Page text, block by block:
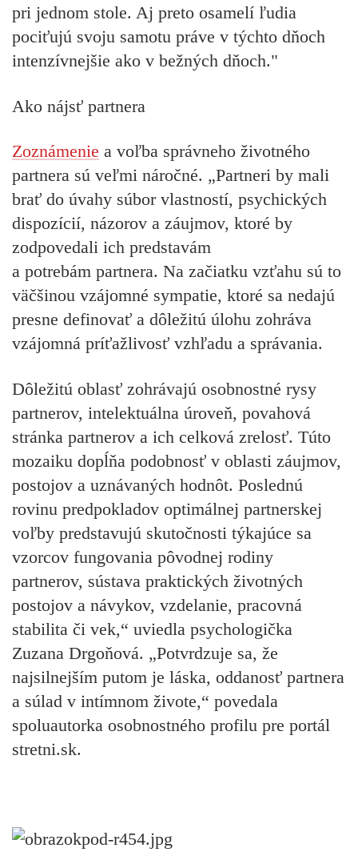
pri jednom stole. Aj preto osamelí ľudia
pociťujú svoju samotu práve v týchto dňoch
intenzívnejšie ako v bežných dňoch."
Ako nájsť partnera
Zoznámenie a voľba správneho životného
partnera sú veľmi náročné. „Partneri by mali
brať do úvahy súbor vlastností, psychických
dispozícií, názorov a záujmov, ktoré by
zodpovedali ich predstavám
a potrebám partnera. Na začiatku vzťahu sú to
väčšinou vzájomné sympatie, ktoré sa nedajú
presne definovať a dôležitú úlohu zohráva
vzájomná príťažlivosť vzhľadu a správania.
Dôležitú oblasť zohrávajú osobnostné rysy
partnerov, intelektuálna úroveň, povahová
stránka partnerov a ich celková zrelosť. Túto
mozaiku dopĺňa podobnosť v oblasti záujmov,
postojov a uznávaných hodnôt. Poslednú
rovinu predpokladov optimálnej partnerskej
voľby predstavujú skutočnosti týkajúce sa
vzorcov fungovania pôvodnej rodiny
partnerov, sústava praktických životných
postojov a návykov, vzdelanie, pracovná
stabilita či vek,“ uviedla psychologička
Zuzana Drgoňová. „Potvrdzuje sa, že
najsilnejším putom je láska, oddanosť partnera
a súlad v intímnom živote,“ povedala
spoluautorka osobnostného profilu pre portál
stretni.sk.